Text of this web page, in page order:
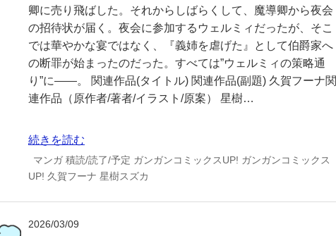
卿に売り飛ばした。それからしばらくして、魔導卿から夜会
の招待状が届く。夜会に参加するウェルミィだったが、そこ
では華やかな宴ではなく、『義姉を虐げた』として伯爵家へ
の断罪が始まったのだった。すべては”ウェルミィの策略通
り”に――。 関連作品(タイトル) 関連作品(副題) 久賀フーナ関
連作品（原作者/著者/イラスト/原案） 星樹…
続きを読む
マンガ 積読/読了/予定 ガンガンコミックスUP! ガンガンコミックス
UP! 久賀フーナ 星樹スズカ
2026/03/09